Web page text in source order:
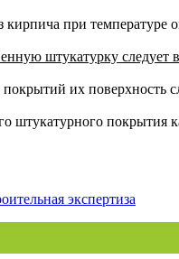
при
штукатурку
их поверхность
штукатурного покрытия
экспертиза